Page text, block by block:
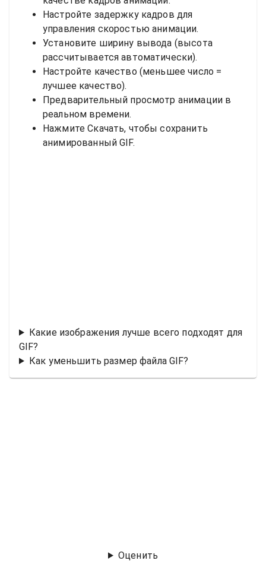
Настройте задержку кадров для
управления скоростью анимации.
Установите ширину вывода (высота
рассчитывается автоматически).
Настройте качество (меньшее число =
лучшее качество).
Предварительный просмотр анимации в
реальном времени.
Нажмите Скачать, чтобы сохранить
анимированный GIF.
Какие изображения лучше всего подходят для
GIF?
Как уменьшить размер файла GIF?
Оценить